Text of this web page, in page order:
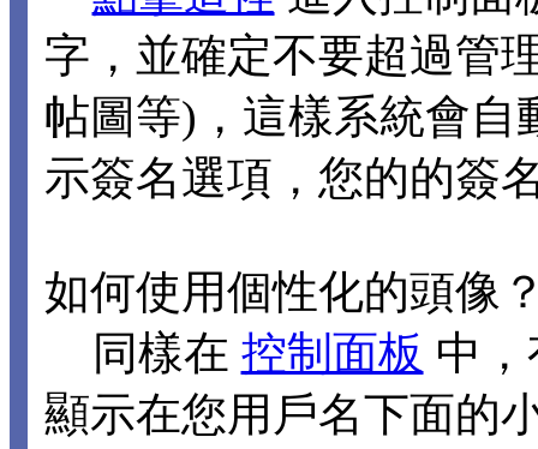
字，並確定不要超過管
帖圖等)，這樣系統會自
示簽名選項，您的的簽
如何使用個性化的頭像
同樣在 控制面板 中
顯示在您用戶名下面的